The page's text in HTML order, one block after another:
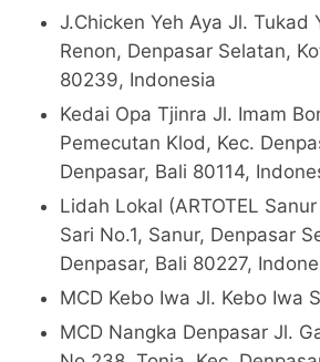
J.Chicken Yeh Aya Jl. Tukad
Renon, Denpasar Selatan,
80239, Indonesia
Kedai Opa Tjinra Jl. Imam
Pemecutan Klod, Kec.
Denpasar, Bali 80114,
Lidah Lokal (ARTOTEL
Sari No.1, Sanur, Denpasar
Denpasar, Bali 80227,
MCD Kebo Iwa Jl. Kebo Iwa
MCD Nangka Denpasar Jl.